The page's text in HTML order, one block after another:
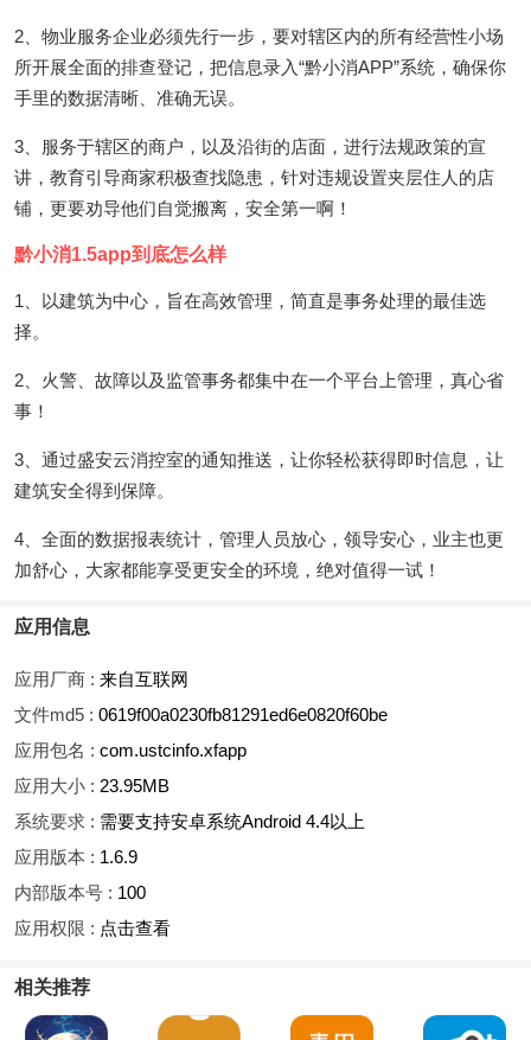
2、物业服务企业必须先行一步，要对辖区内的所有经营性小场
所开展全面的排查登记，把信息录入“黔小消APP”系统，确保你
手里的数据清晰、准确无误。
3、服务于辖区的商户，以及沿街的店面，进行法规政策的宣
讲，教育引导商家积极查找隐患，针对违规设置夹层住人的店
铺，更要劝导他们自觉搬离，安全第一啊！
黔小消1.5app到底怎么样
1、以建筑为中心，旨在高效管理，简直是事务处理的最佳选
择。
2、火警、故障以及监管事务都集中在一个平台上管理，真心省
事！
3、通过盛安云消控室的通知推送，让你轻松获得即时信息，让
建筑安全得到保障。
4、全面的数据报表统计，管理人员放心，领导安心，业主也更
加舒心，大家都能享受更安全的环境，绝对值得一试！
应用信息
应用厂商 : 来自互联网
文件md5 : 0619f00a0230fb81291ed6e0820f60be
应用包名 : com.ustcinfo.xfapp
应用大小 : 23.95MB
系统要求 : 需要支持安卓系统Android 4.4以上
应用版本 : 1.6.9
内部版本号 : 100
应用权限 : 点击查看
相关推荐